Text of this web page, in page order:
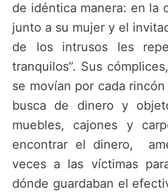
de idéntica manera: en la
junto a su mujer y el
de los intrusos les
tranquilos”. Sus
se movían por cada
busca de dinero y
muebles, cajones y
encontrar el dinero,
veces a las víctimas
dónde guardaban el